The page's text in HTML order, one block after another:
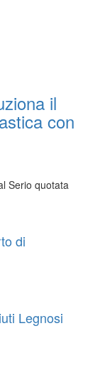
il
con
Serio quotata
di
Legnosi